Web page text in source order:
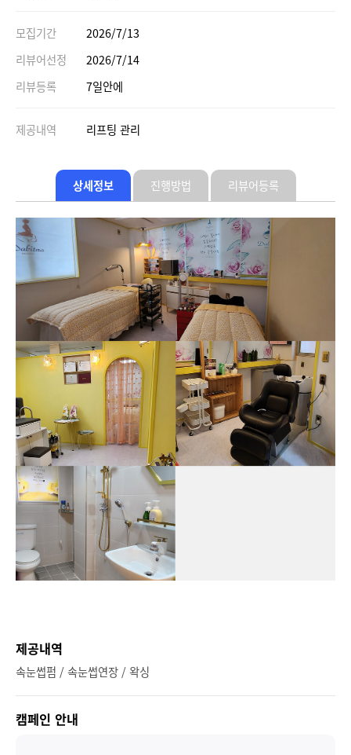
모집기간
2026/7/13
리뷰어선정
2026/7/14
리뷰등록
7일안에
제공내역 리프팅 관리
상세정보 진행방법 리뷰어등록
제공내역
속눈썹펌 / 속눈썹연장 / 왁싱
캠페인 안내